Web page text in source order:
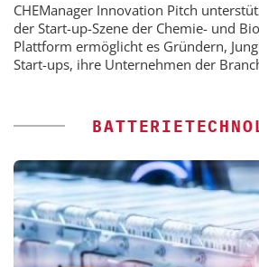
CHEManager Innovation Pitch
der Start-up-Szene der Chemie- und
Plattform ermöglicht es Gründern,
Start-ups, ihre Unternehmen der